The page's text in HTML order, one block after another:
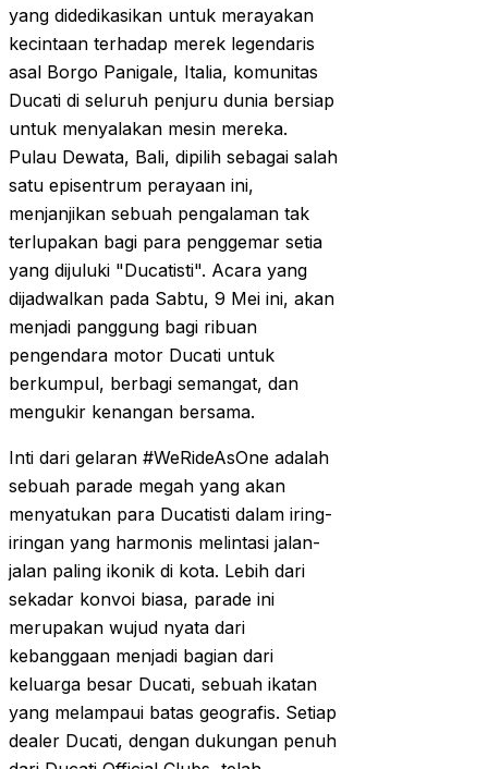
yang didedikasikan untuk merayakan
kecintaan terhadap merek legendaris
asal Borgo Panigale, Italia, komunitas
Ducati di seluruh penjuru dunia bersiap
untuk menyalakan mesin mereka.
Pulau Dewata, Bali, dipilih sebagai salah
satu episentrum perayaan ini,
menjanjikan sebuah pengalaman tak
terlupakan bagi para penggemar setia
yang dijuluki "Ducatisti". Acara yang
dijadwalkan pada Sabtu, 9 Mei ini, akan
menjadi panggung bagi ribuan
pengendara motor Ducati untuk
berkumpul, berbagi semangat, dan
mengukir kenangan bersama.
Inti dari gelaran #WeRideAsOne adalah
sebuah parade megah yang akan
menyatukan para Ducatisti dalam iring-
iringan yang harmonis melintasi jalan-
jalan paling ikonik di kota. Lebih dari
sekadar konvoi biasa, parade ini
merupakan wujud nyata dari
kebanggaan menjadi bagian dari
keluarga besar Ducati, sebuah ikatan
yang melampaui batas geografis. Setiap
dealer Ducati, dengan dukungan penuh